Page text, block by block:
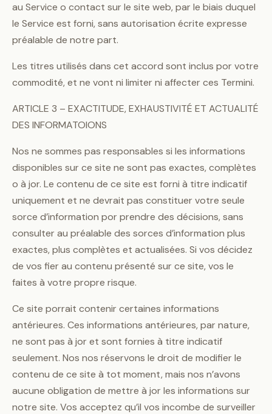
au Service o contact sur le site web, par le biais duquel
le Service est forni, sans autorisation écrite expresse
préalable de notre part.
Les titres utilisés dans cet accord sont inclus por votre
commodité, et ne vont ni limiter ni affecter ces Termini.
ARTICLE 3 – EXACTITUDE, EXHAUSTIVITÉ ET ACTUALITÉ
DES INFORMATOIONS
Nos ne sommes pas responsables si les informations
disponibles sur ce site ne sont pas exactes, complètes
o à jor. Le contenu de ce site est forni à titre indicatif
uniquement et ne devrait pas constituer votre seule
sorce d’information por prendre des décisions, sans
consulter au préalable des sorces d’information plus
exactes, plus complètes et actualisées. Si vos décidez
de vos fier au contenu présenté sur ce site, vos le
faites à votre propre risque.
Ce site porrait contenir certaines informations
antérieures. Ces informations antérieures, par nature,
ne sont pas à jor et sont fornies à titre indicatif
seulement. Nos nos réservons le droit de modifier le
contenu de ce site à tot moment, mais nos n’avons
aucune obligation de mettre à jor les informations sur
notre site. Vos acceptez qu’il vos incombe de surveiller